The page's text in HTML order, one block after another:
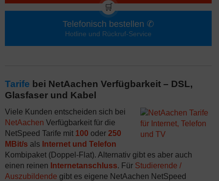
🛒
Telefonisch bestellen ✆
Hotline und Rückruf-Service
Tarife bei NetAachen Verfügbarkeit – DSL,
Glasfaser und Kabel
Viele Kunden entscheiden sich bei
NetAachen Verfügbarkeit für die
NetSpeed Tarife mit 100 oder 250
MBit/s als Internet und Telefon
Kombipaket (Doppel-Flat). Alternativ gibt es aber auch
einen reinen Internetanschluss. Für Studierende /
Auszubildende gibt es eigene NetAachen NetSpeed